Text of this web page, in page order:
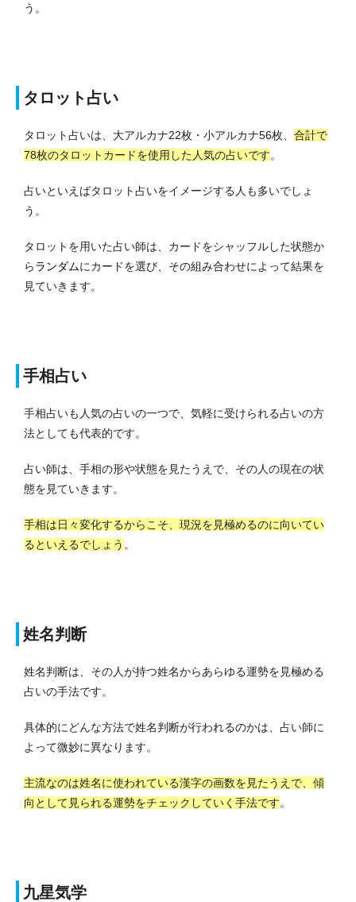
う。
タロット占い
タロット占いは、大アルカナ22枚・小アルカナ56枚、 合計で
78枚のタロットカードを使用した人気の占いです。
占いといえばタロット占いをイメージする人も多いでしょ
う。
タロットを用いた占い師は、カードをシャッフルした状態か
らランダムにカードを選び、その組み合わせによって結果を
見ていきます。
手相占い
手相占いも人気の占いの一つで、気軽に受けられる占いの方
法としても代表的です。
占い師は、手相の形や状態を見たうえで、その人の現在の状
態を見ていきます。
手相は日々変化するからこそ、現況を見極めるのに向いてい
るといえるでしょう 。
姓名判断
姓名判断は、その人が持つ姓名からあらゆる運勢を見極める
占いの手法です。
具体的にどんな方法で姓名判断が行われるのかは、占い師に
よって微妙に異なります。
主流なのは姓名に使われている漢字の画数を見たうえで、傾
向として見られる運勢をチェックしていく手法です。
九星気学